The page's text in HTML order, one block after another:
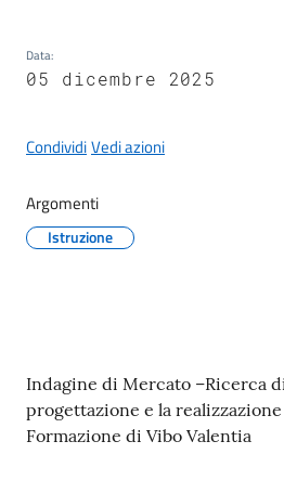
o
gli
Data:
05 dicembre 2025
CondividiVedi azioni
Argomenti
Istruzione
Contenuto
Indagine di Mercato –Ricerca
progettazione e la
Formazione di Vibo Valentia